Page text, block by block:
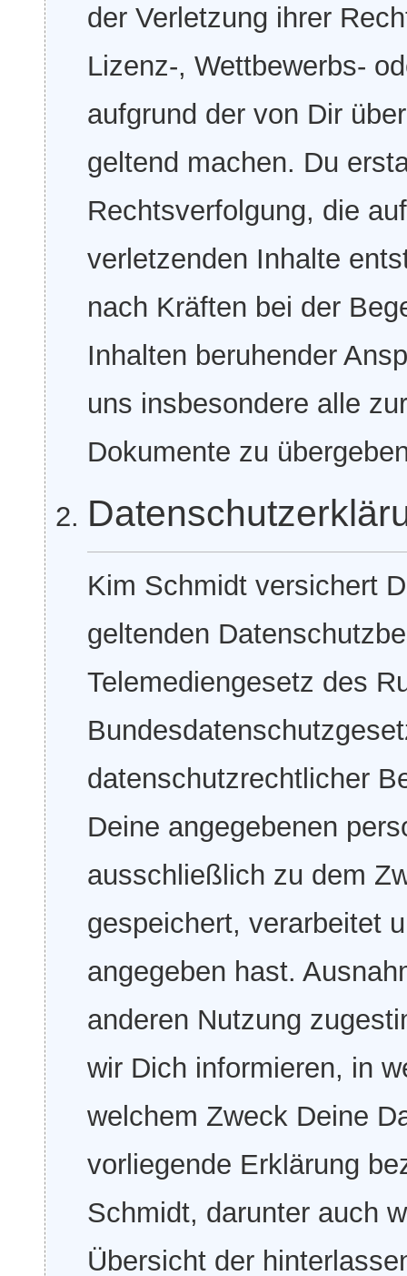
der Verletzung ihrer
Lizenz-, Wettbewerbs-
aufgrund der von Dir
geltend machen. Du
Rechtsverfolgung, die
verletzenden Inhalte
nach Kräften bei der
Inhalten beruhender
uns insbesondere alle
Dokumente zu
Kim Schmidt versichert
geltenden
Telemediengesetz des
datenschutzrechtlicher
Deine angegebenen
ausschließlich zu dem
gespeichert, verarbeitet
angegeben hast.
anderen Nutzung
wir Dich informieren, in
welchem Zweck Deine
vorliegende Erklärung
Schmidt, darunter auch
Übersicht der